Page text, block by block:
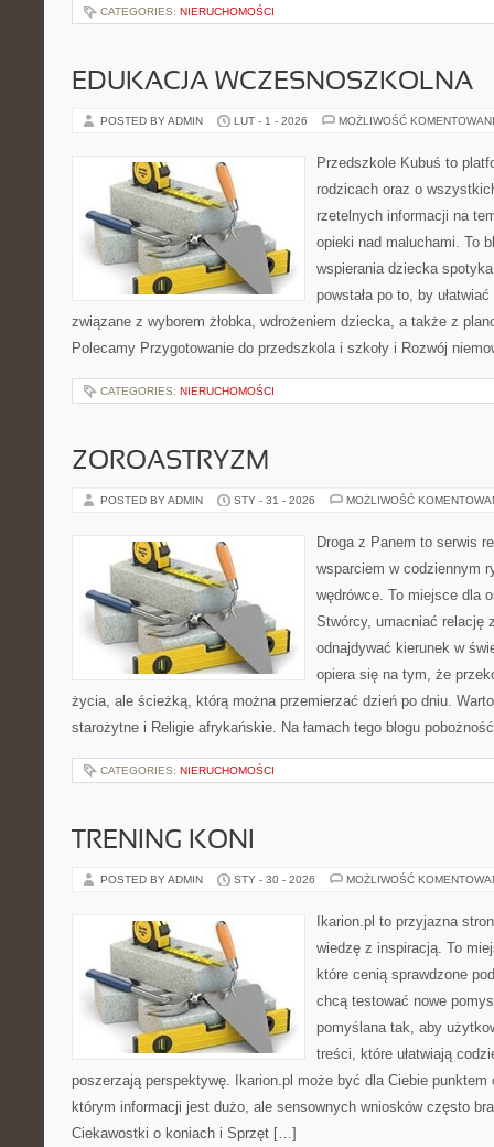
CATEGORIES: NIERUCHOMOŚCI
EDUKACJA WCZESNOSZKOLNA
POSTED BY ADMIN LUT - 1 - 2026 MOŻLIWOŚĆ
Przedszkole Kubuś to
rodzicach oraz o
rzetelnych informacji na
opieki nad maluchami. To
wspierania dziecka
powstała po to, by
związane z wyborem żłobka, wdrożeniem dziecka, a także z
Polecamy Przygotowanie do przedszkola i szkoły i Rozwój
CATEGORIES: NIERUCHOMOŚCI
ZOROASTRYZM
POSTED BY ADMIN STY - 31 - 2026 MOŻLIWOŚĆ
Droga z Panem to serwis
wsparciem w codziennym
wędrówce. To miejsce dla
Stwórcy, umacniać relację
odnajdywać kierunek w
opiera się na tym, że
życia, ale ścieżką, którą można przemierzać dzień po dniu.
starożytne i Religie afrykańskie. Na łamach tego blogu
CATEGORIES: NIERUCHOMOŚCI
TRENING KONI
POSTED BY ADMIN STY - 30 - 2026 MOŻLIWOŚĆ
Ikarion.pl to przyjazna
wiedzę z inspiracją. To
które cenią sprawdzone
chcą testować nowe
pomyślana tak, aby
treści, które ułatwiają
poszerzają perspektywę. Ikarion.pl może być dla Ciebie punktem
którym informacji jest dużo, ale sensownych wniosków często
Ciekawostki o koniach i Sprzęt […]